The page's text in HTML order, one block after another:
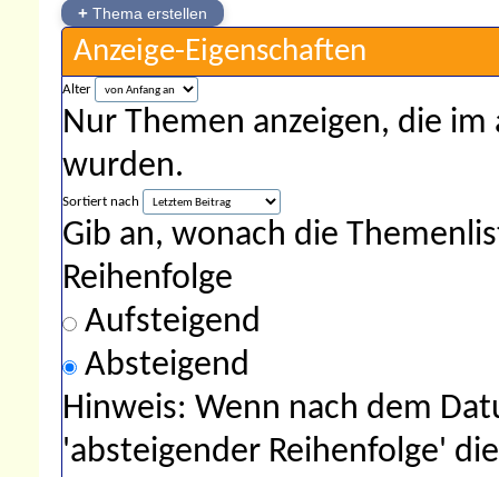
+ Thema erstellen
Anzeige-Eigenschaften
Alter
Nur Themen anzeigen, die
wurden.
Sortiert nach
Gib an, wonach die
Reihenfolge
Aufsteigend
Absteigend
Hinweis: Wenn nach dem
'absteigender Reihenfolge'